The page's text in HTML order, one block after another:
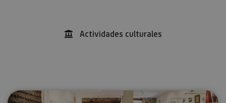
Actividades culturales